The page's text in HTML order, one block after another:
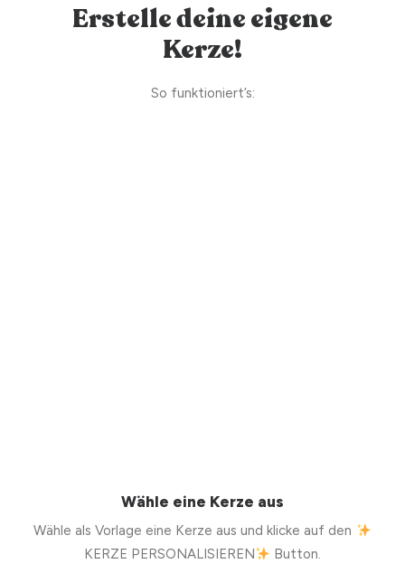
Erstelle deine eigene
Kerze!
So funktioniert’s:
Wähle eine Kerze aus
Wähle als Vorlage eine Kerze aus und klicke auf den
KERZE PERSONALISIEREN
Button.